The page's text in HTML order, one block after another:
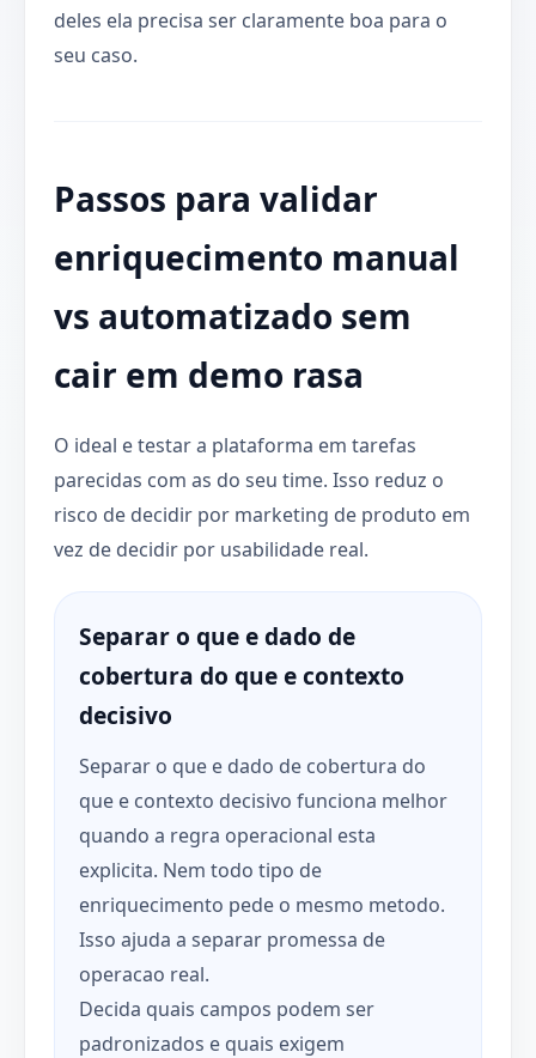
deles ela precisa ser claramente boa para o
seu caso.
Passos para validar
enriquecimento manual
vs automatizado sem
cair em demo rasa
O ideal e testar a plataforma em tarefas
parecidas com as do seu time. Isso reduz o
risco de decidir por marketing de produto em
vez de decidir por usabilidade real.
Separar o que e dado de
cobertura do que e contexto
decisivo
Separar o que e dado de cobertura do
que e contexto decisivo funciona melhor
quando a regra operacional esta
explicita. Nem todo tipo de
enriquecimento pede o mesmo metodo.
Isso ajuda a separar promessa de
operacao real.
Decida quais campos podem ser
padronizados e quais exigem